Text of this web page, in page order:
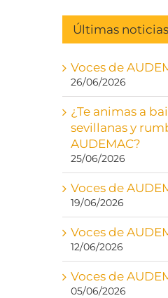
Últimas noticias
Voces de
26/06/2026
¿Te animas a
sevillanas y
AUDEMAC?
25/06/2026
Voces de
19/06/2026
Voces de
12/06/2026
Voces de
05/06/2026